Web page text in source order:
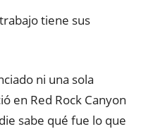
tiene sus
ni una sola
en Red Rock Canyon
sabe qué fue lo que